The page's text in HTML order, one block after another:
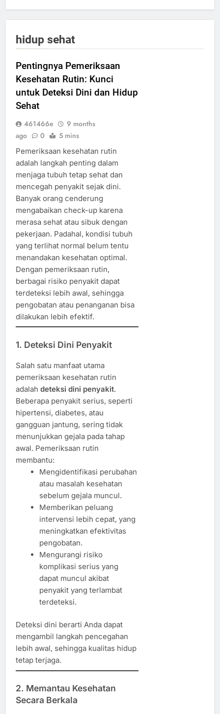
hidup sehat
Pentingnya Pemeriksaan
Kesehatan Rutin: Kunci
untuk Deteksi Dini dan Hidup
Sehat
461466e
9 months
ago
0 5 mins
Pemeriksaan kesehatan rutin
adalah langkah penting dalam
menjaga tubuh tetap sehat dan
mencegah penyakit sejak dini.
Banyak orang cenderung
mengabaikan check-up karena
merasa sehat atau sibuk dengan
pekerjaan. Padahal, kondisi tubuh
yang terlihat normal belum tentu
menandakan kesehatan optimal.
Dengan pemeriksaan rutin,
berbagai risiko penyakit dapat
terdeteksi lebih awal, sehingga
pengobatan atau penanganan bisa
dilakukan lebih efektif.
1. Deteksi Dini Penyakit
Salah satu manfaat utama
pemeriksaan kesehatan rutin
adalah deteksi dini penyakit.
Beberapa penyakit serius, seperti
hipertensi, diabetes, atau
gangguan jantung, sering tidak
menunjukkan gejala pada tahap
awal. Pemeriksaan rutin
membantu:
Mengidentifikasi perubahan
atau masalah kesehatan
sebelum gejala muncul.
Memberikan peluang
intervensi lebih cepat, yang
meningkatkan efektivitas
pengobatan.
Mengurangi risiko
komplikasi serius yang
dapat muncul akibat
penyakit yang terlambat
terdeteksi.
Deteksi dini berarti Anda dapat
mengambil langkah pencegahan
lebih awal, sehingga kualitas hidup
tetap terjaga.
2. Memantau Kesehatan
Secara Berkala